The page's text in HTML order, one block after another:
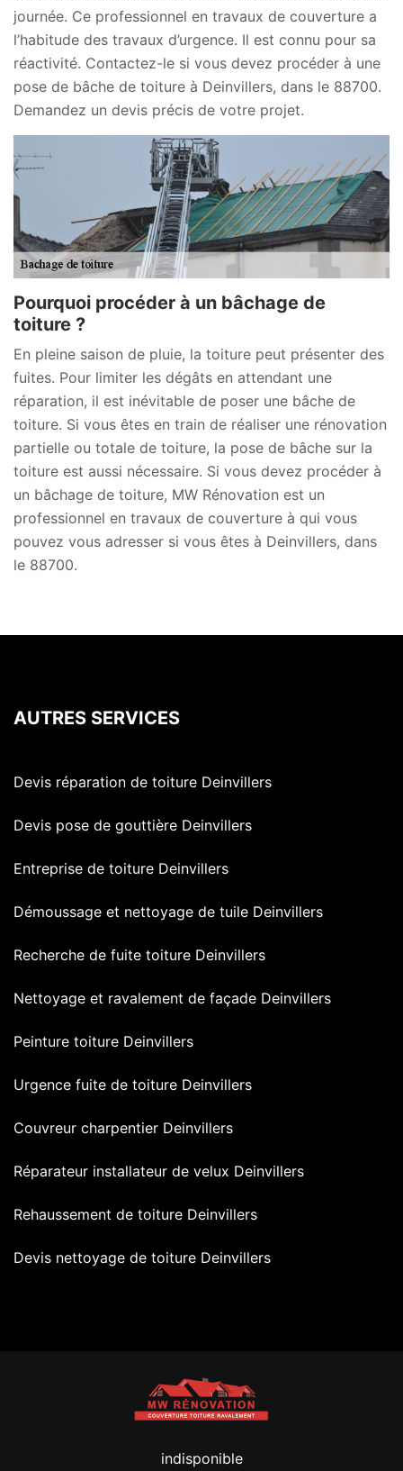
journée. Ce professionnel en travaux de couverture a
l’habitude des travaux d’urgence. Il est connu pour sa
réactivité. Contactez-le si vous devez procéder à une
pose de bâche de toiture à Deinvillers, dans le 88700.
Demandez un devis précis de votre projet.
Pourquoi procéder à un bâchage de
toiture ?
En pleine saison de pluie, la toiture peut présenter des
fuites. Pour limiter les dégâts en attendant une
réparation, il est inévitable de poser une bâche de
toiture. Si vous êtes en train de réaliser une rénovation
partielle ou totale de toiture, la pose de bâche sur la
toiture est aussi nécessaire. Si vous devez procéder à
un bâchage de toiture, MW Rénovation est un
professionnel en travaux de couverture à qui vous
pouvez vous adresser si vous êtes à Deinvillers, dans
le 88700.
AUTRES SERVICES
Devis réparation de toiture Deinvillers
Devis pose de gouttière Deinvillers
Entreprise de toiture Deinvillers
Démoussage et nettoyage de tuile Deinvillers
Recherche de fuite toiture Deinvillers
Nettoyage et ravalement de façade Deinvillers
Peinture toiture Deinvillers
Urgence fuite de toiture Deinvillers
Couvreur charpentier Deinvillers
Réparateur installateur de velux Deinvillers
Rehaussement de toiture Deinvillers
Devis nettoyage de toiture Deinvillers
indisponible